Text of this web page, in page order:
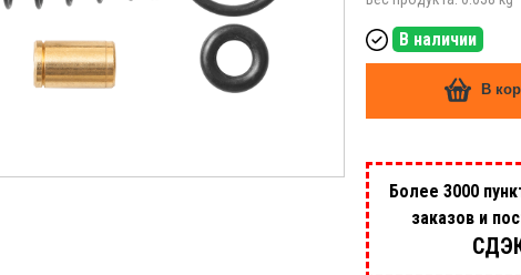
В наличии
В
Более 3000
заказов и